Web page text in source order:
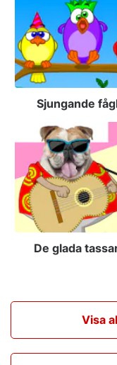
Sjungande
De glada
Visa